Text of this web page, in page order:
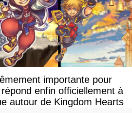
importante pour
enfin officiellement à
autour de Kingdom Hearts